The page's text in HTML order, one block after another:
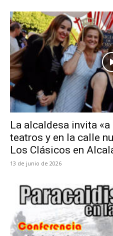
La alcaldesa invita
teatros y en la calle
Los Clásicos en
13 de junio de 2026